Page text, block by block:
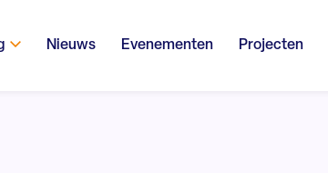
Nieuws Evenementen Projecten